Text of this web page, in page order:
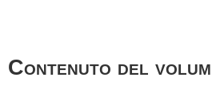
Contenuto del